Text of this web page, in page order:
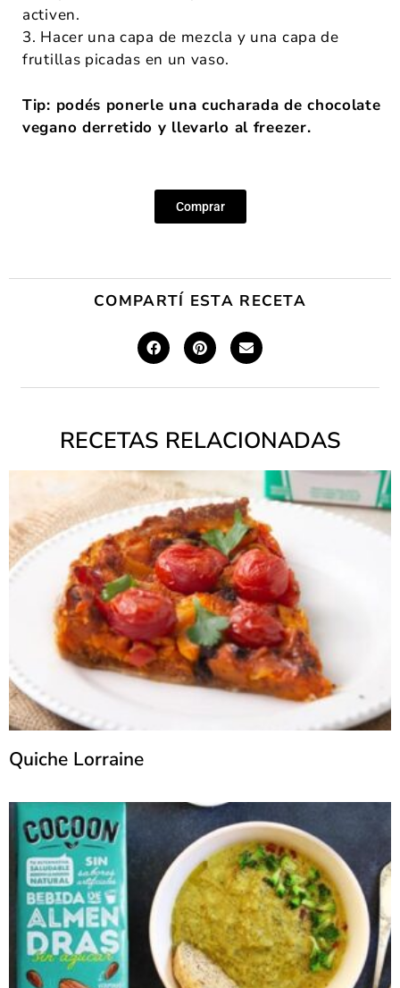
activen.
3. Hacer una capa de mezcla y una capa de
frutillas picadas en un vaso.
Tip: podés ponerle una cucharada de chocolate
vegano derretido y llevarlo al freezer.
Comprar
COMPARTÍ ESTA RECETA
RECETAS RELACIONADAS
Quiche Lorraine